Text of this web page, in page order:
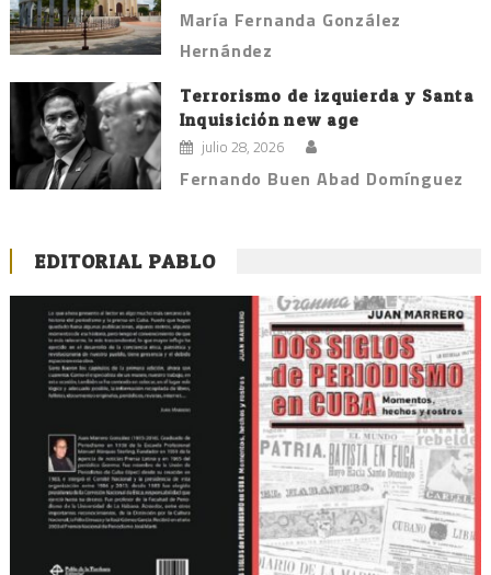
María Fernanda González
Hernández
Terrorismo de izquierda y Santa
Inquisición new age
julio 28, 2026
Fernando Buen Abad Domínguez
EDITORIAL PABLO